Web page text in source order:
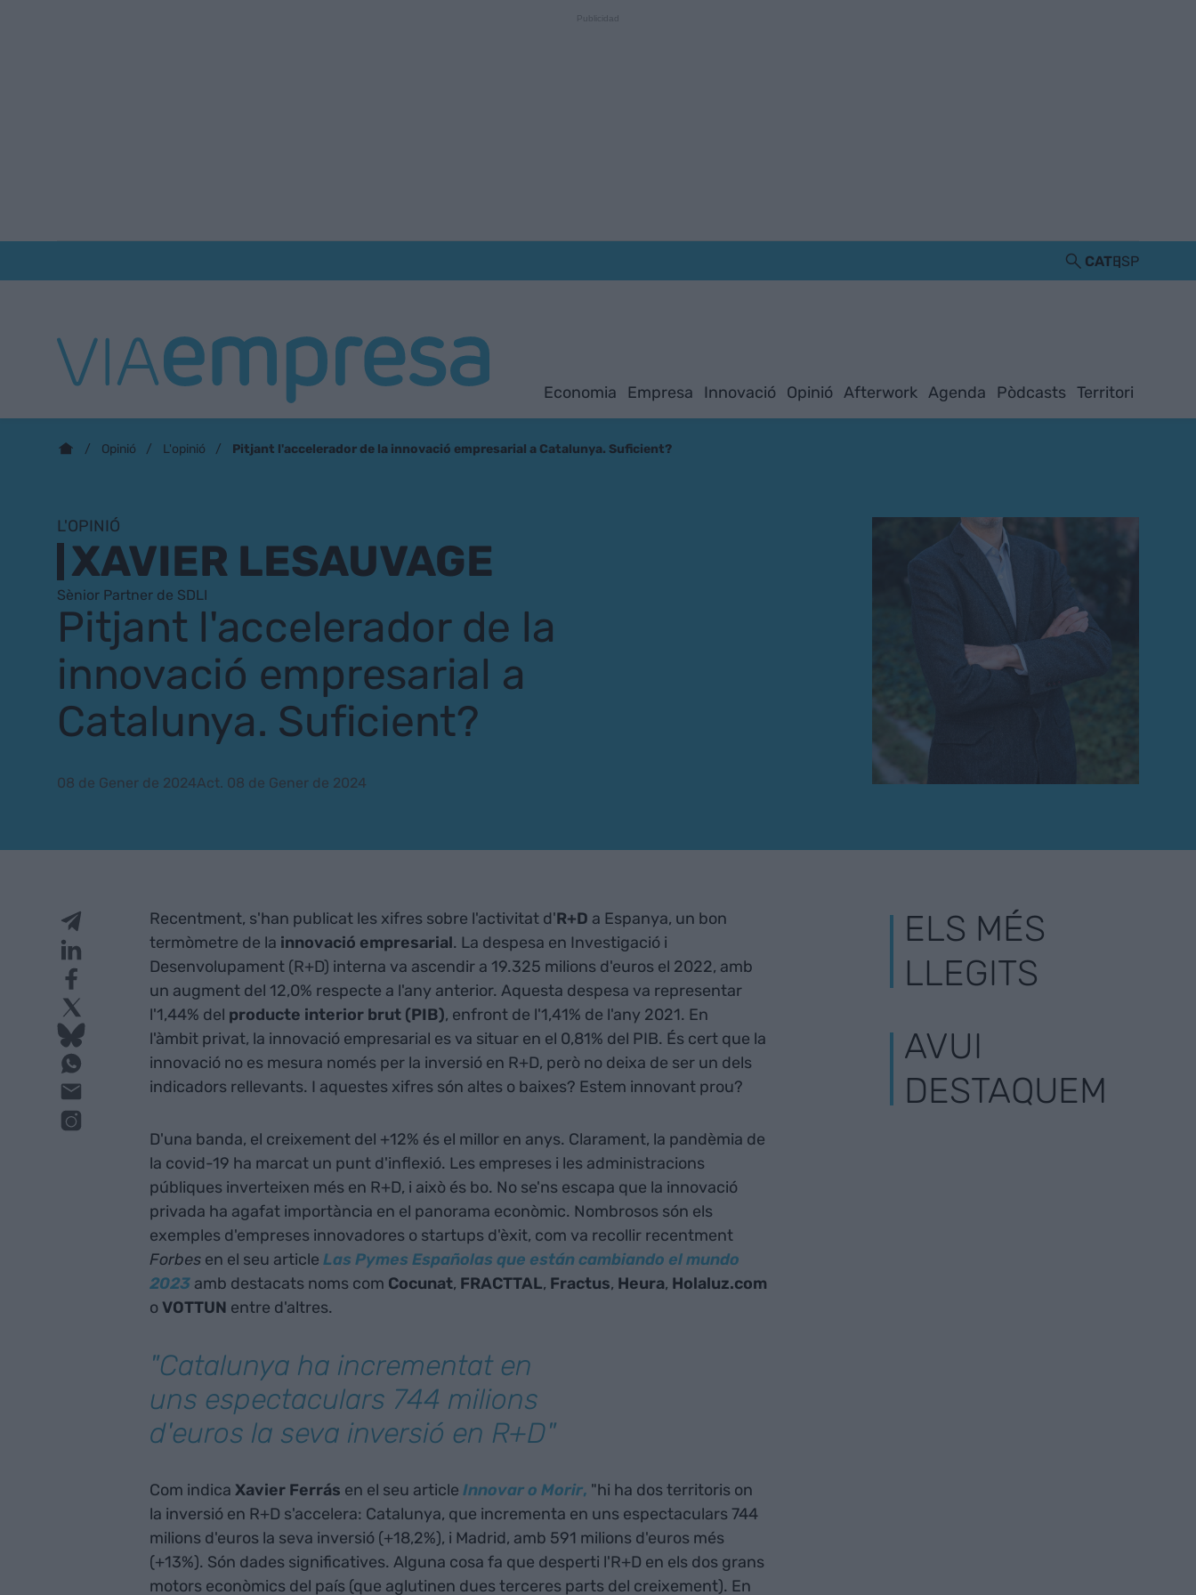
CATESP
Economia Empresa Innovació Opinió Afterwork Agenda Pòdcasts Territori
Opinió L'opinió Pitjant l'accelerador de la innovació empresarial a Catalunya. Suficient?
L'OPINIÓ
XAVIER LESAUVAGE
Sènior Partner de SDLI
Pitjant l'accelerador de la
innovació empresarial a
Catalunya. Suficient?
08 de Gener de 2024Act. 08 de Gener de 2024
Recentment, s'han publicat les xifres sobre l'activitat d'R+D a Espanya, un bon
termòmetre de la innovació empresarial. La despesa en Investigació i
Desenvolupament (R+D) interna va ascendir a 19.325 milions d'euros el 2022, amb
un augment del 12,0% respecte a l'any anterior. Aquesta despesa va representar
l'1,44% del producte interior brut (PIB), enfront de l'1,41% de l'any 2021. En
l'àmbit privat, la innovació empresarial es va situar en el 0,81% del PIB. És cert que la
innovació no es mesura només per la inversió en R+D, però no deixa de ser un dels
indicadors rellevants. I aquestes xifres són altes o baixes? Estem innovant prou?
D'una banda, el creixement del +12% és el millor en anys. Clarament, la pandèmia de
la covid-19 ha marcat un punt d'inflexió. Les empreses i les administracions
públiques inverteixen més en R+D, i això és bo. No se'ns escapa que la innovació
privada ha agafat importància en el panorama econòmic. Nombrosos són els
exemples d'empreses innovadores o startups d'èxit, com va recollir recentment
Forbesen el seu article Las Pymes Españolas que están cambiando el mundo
2023amb destacats noms com Cocunat, FRACTTAL, Fractus, Heura, Holaluz.com
o VOTTUN entre d'altres.
"Catalunya ha incrementat en
uns espectaculars 744 milions
d'euros la seva inversió en R+D"
Com indica Xavier Ferrás en el seu article Innovar o Morir, "hi ha dos territoris on
la inversió en R+D s'accelera: Catalunya, que incrementa en uns espectaculars 744
milions d'euros la seva inversió (+18,2%), i Madrid, amb 591 milions d'euros més
(+13%). Són dades significatives. Alguna cosa fa que desperti l'R+D en els dos grans
motors econòmics del país (que aglutinen dues terceres parts del creixement). En
ELS MÉS
LLEGITS
AVUI
DESTAQUEM